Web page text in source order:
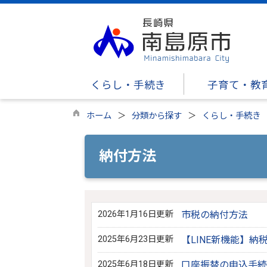
くらし・手続き 子育て・教
ホーム 分類から探す くらし・手続き
納付方法
2026年1月16日更新 市税の納付方法
2025年6月23日更新 【LINE新機能】納
2025年6月18日更新